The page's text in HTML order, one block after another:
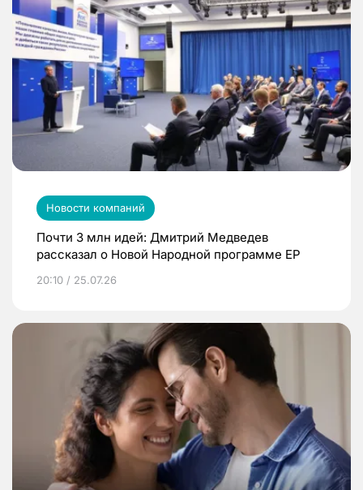
Новости компаний
Почти 3 млн идей: Дмитрий Медведев
рассказал о Новой Народной программе ЕР
20:10 / 25.07.26